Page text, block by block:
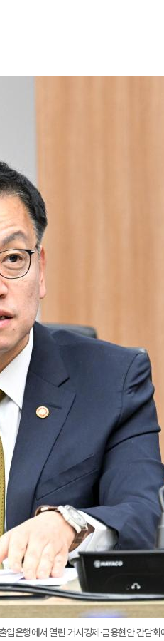
은행에서 열린 거시경제·금융현안 간담회